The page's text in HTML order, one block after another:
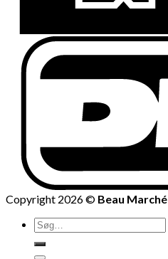
Copyright 2026 © Beau Marché
Søg
efter: